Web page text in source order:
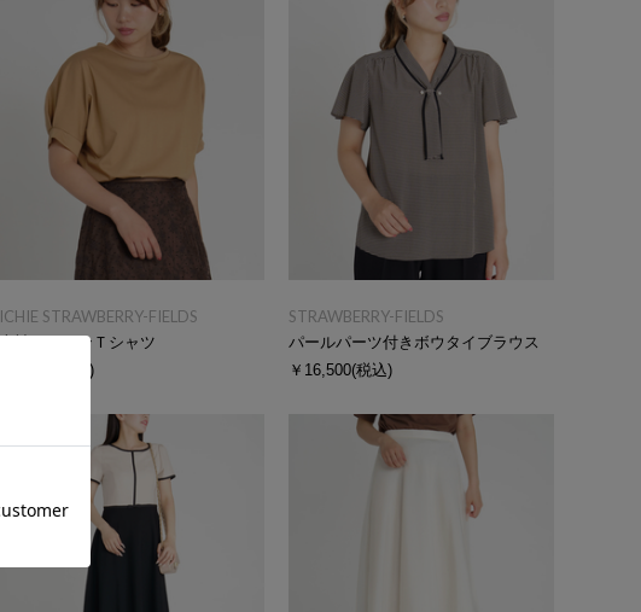
ICHIE STRAWBERRY-FIELDS
半袖ドルマンＴシャツ
(税込)
STRAWBERRY-FIELDS
パールパーツ付きボウタイブラウス
￥16,500(税込)